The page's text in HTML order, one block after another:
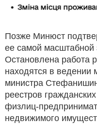
Позже Минюст
ее самой масштабной
Остановлена работа
находятся в ведении
министра
реестров
физлиц-
недвижимого